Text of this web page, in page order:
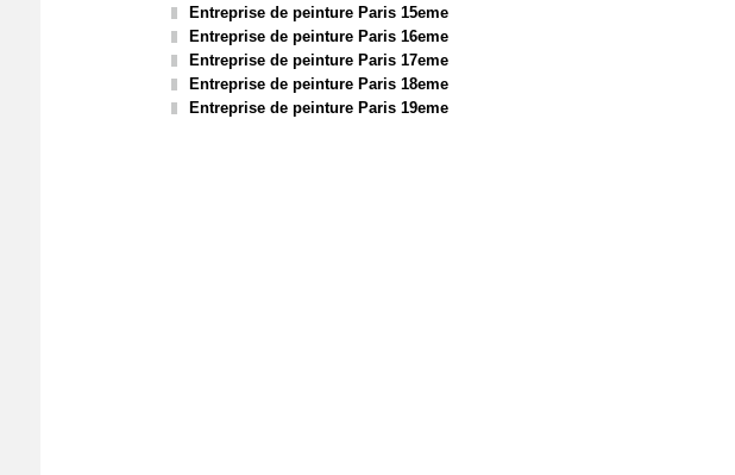
Entreprise de peinture Paris 15eme
Entreprise de peinture Paris 16eme
Entreprise de peinture Paris 17eme
Entreprise de peinture Paris 18eme
Entreprise de peinture Paris 19eme